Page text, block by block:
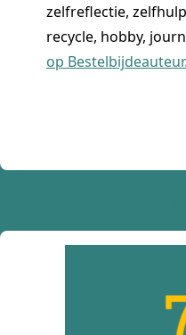
zelfreflectie,
recycle, hobby,
op